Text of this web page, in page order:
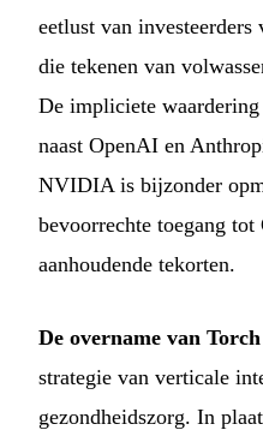
eetlust van
die tekenen van
De impliciete
naast OpenAI en
NVIDIA is bijzonder
bevoorrechte toegang tot
aanhoudende tekorten.
De overname van Torch
strategie van verticale
gezondheidszorg. In